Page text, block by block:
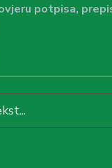
potpisa,